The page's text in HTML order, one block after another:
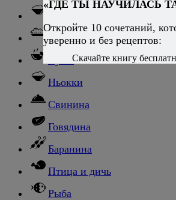
Ризотто
Супы
Ньокки
Свинина
Говядина
Баранина
Птица и дичь
Рыба
«ГДЕ ТЫ НАУЧИЛАСЬ
Откройте 10 сочетаний,
уверенно и без рецептов:
Скачайте книгу